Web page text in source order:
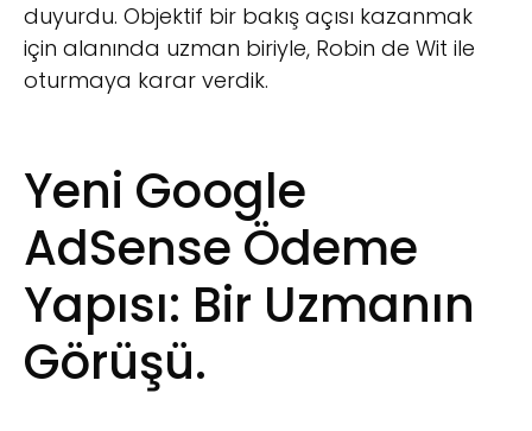
duyurdu. Objektif bir bakış açısı kazanmak
için alanında uzman biriyle, Robin de Wit ile
oturmaya karar verdik.
Yeni Google
AdSense Ödeme
Yapısı: Bir Uzmanın
Görüşü.